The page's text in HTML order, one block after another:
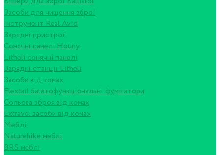
Засоби для чищення зброї
Інструмент Real Avid
Зарядні пристрої
Сонячні панелі Houny
Litheli сонячні панелі
Зарядні станції Litheli
Засоби від комах
Flextail багатофункціональні фумігатори
Сольова зброя від комах
Extravel засоби від комах
Меблі
Naturehike меблі
BRS меблі